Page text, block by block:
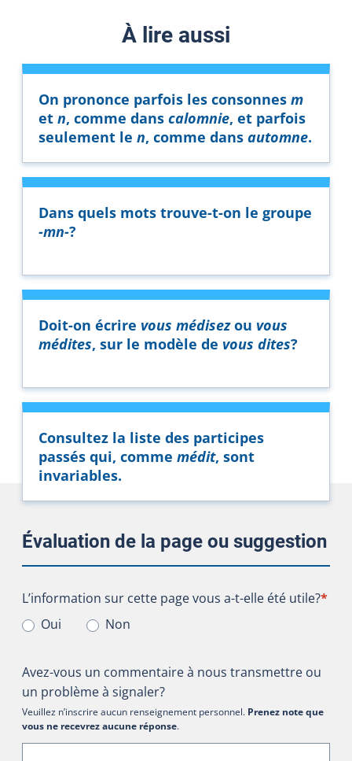
À lire aussi
On prononce parfois les consonnes m
et n, comme dans calomnie, et parfois
seulement le n, comme dans automne.
Dans quels mots trouve-t-on le groupe
-mn-?
Doit-on écrire vous médisezou vous
médites, sur le modèle de vous dites?
Consultez la liste des participes
passés qui, comme médit, sont
invariables.
Évaluation de la page ou suggestion
L’information sur cette page vous a-t-elle été utile?
L’information sur cette page vous a-t-elle été utile?*
Oui
Non
Avez-vous un commentaire à nous transmettre ou
un problème à signaler?
Veuillez n’inscrire aucun renseignement personnel. Prenez note que
vous ne recevrez aucune réponse.